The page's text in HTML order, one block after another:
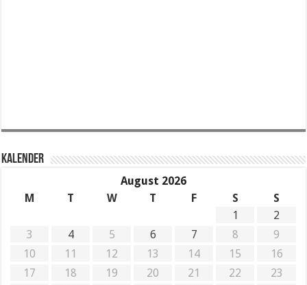
KALENDER
August 2026
M
T W T F S
S
1
2
3
4 5 6 7 8
9
10
11 12 13 14 15
16
17
18 19 20 21 22
23